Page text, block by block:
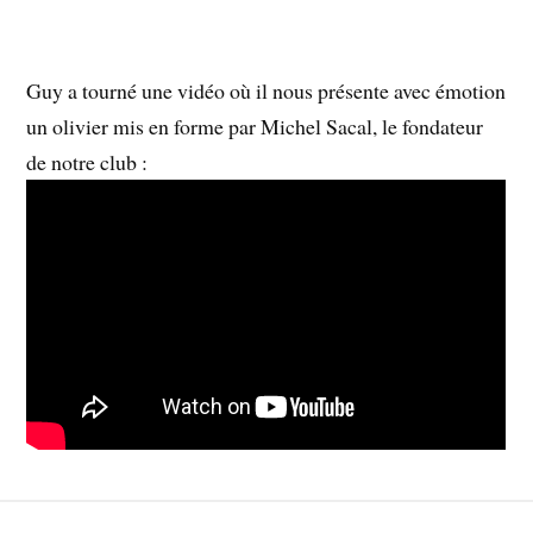
Guy a tourné une vidéo où il nous présente avec émotion
un olivier mis en forme par Michel Sacal, le fondateur
de notre club :